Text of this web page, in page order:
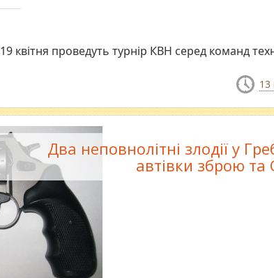
19 квітня проведуть турнір КВН серед команд
13
Два неповнолітні злодії у
автівки зброю та